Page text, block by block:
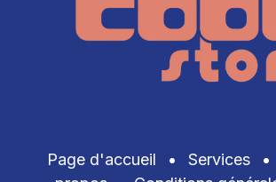
Page d'accueil • Services •